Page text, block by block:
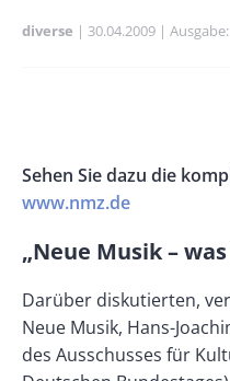
diverse Publikationsdatum
30.04.2009 Ausgabe
Left
Rectangle
Right
Body
Sehen Sie dazu die
www.nmz.de
„Neue Musik –
Darüber diskutierten,
Neue Musik, Hans-
des Ausschusses für